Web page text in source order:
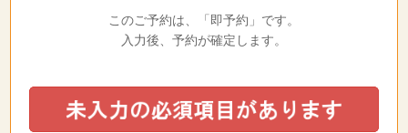
このご予約は、「即予約」です。
入力後、予約が確定します。